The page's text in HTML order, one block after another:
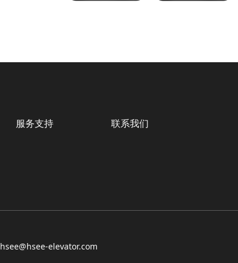
服务支持 联系我们
elevator.com